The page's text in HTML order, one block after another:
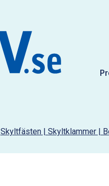
Skyltfästen | Skyltklammer |